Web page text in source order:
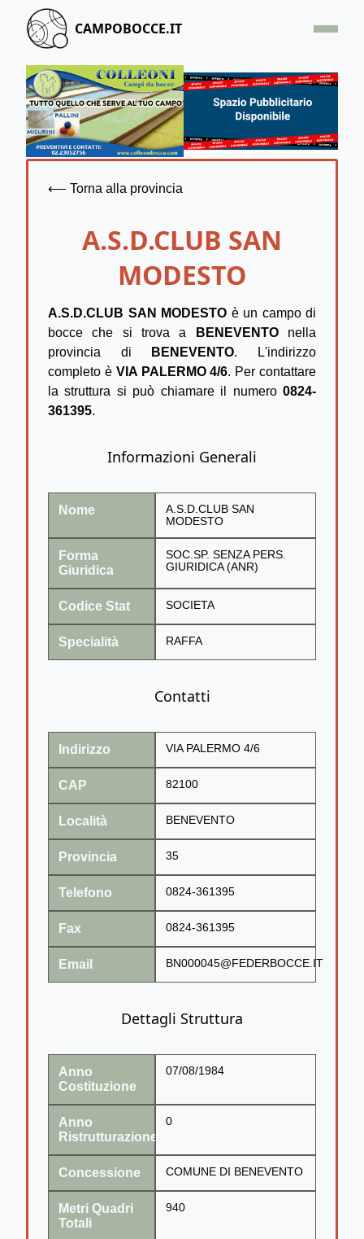
CAMPOBOCCE.IT
HOME
OFFERTA
SEGNALA UN CAMPO
⟵ Torna alla provincia
A.S.D.CLUB SAN
MODESTO
A.S.D.CLUB SAN MODESTO è un campo di
bocce che si trova a
BENEVENTOnella
provincia di
BENEVENTO. L'indirizzo
completo è VIA PALERMO 4/6. Per contattare
la struttura si può chiamare il numero 0824-
361395.
Informazioni Generali
Nome
A.S.D.CLUB SAN
MODESTO
Forma
Giuridica
SOC.SP. SENZA PERS.
GIURIDICA (ANR)
Codice Stat SOCIETA
Specialità RAFFA
Contatti
Indirizzo VIA PALERMO 4/6
CAP 82100
Località BENEVENTO
Provincia 35
Telefono 0824-361395
Fax 0824-361395
Email BN000045@FEDERBOCCE.IT
Dettagli Struttura
Anno
Costituzione
07/08/1984
Anno
Ristrutturazione
0
Concessione COMUNE DI BENEVENTO
Metri Quadri
Totali
940